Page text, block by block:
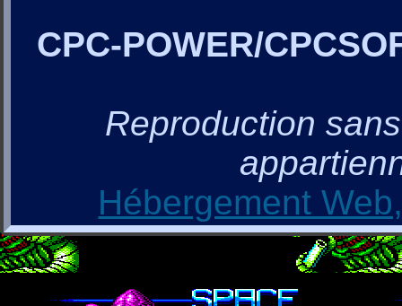
CPC-POWER/
Reproduction
Hébergement